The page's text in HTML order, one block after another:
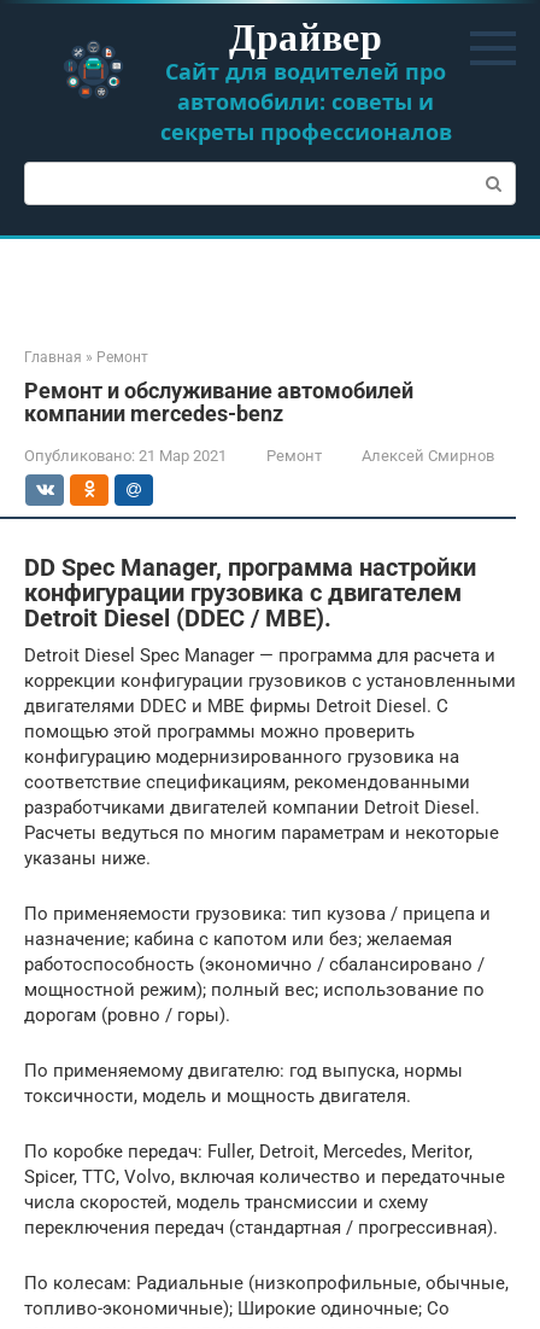
Перейти
контенту
Драйвер
Сайт для водителей про
автомобили: советы и
секреты профессионалов
Поиск:
Главная » Ремонт
Ремонт и обслуживание автомобилей
компании mercedes-benz
Опубликовано: 21 Мар 2021 Ремонт Алексей Смирнов
DD Spec Manager, программа настройки
конфигурации грузовика с двигателем
Detroit Diesel (DDEC / MBE).
Detroit Diesel Spec Manager — программа для расчета и
коррекции конфигурации грузовиков с установленными
двигателями DDEC и MBE фирмы Detroit Diesel. С
помощью этой программы можно проверить
конфигурацию модернизированного грузовика на
соответствие спецификациям, рекомендованными
разработчиками двигателей компании Detroit Diesel.
Расчеты ведуться по многим параметрам и некоторые
указаны ниже.
По применяемости грузовика: тип кузова / прицепа и
назначение; кабина с капотом или без; желаемая
работоспособность (экономично / сбалансировано /
мощностной режим); полный вес; использование по
дорогам (ровно / горы).
По применяемому двигателю: год выпуска, нормы
токсичности, модель и мощность двигателя.
По коробке передач: Fuller, Detroit, Mercedes, Meritor,
Spicer, TTC, Volvo, включая количество и передаточные
числа скоростей, модель трансмиссии и схему
переключения передач (стандартная / прогрессивная).
По колесам: Радиальные (низкопрофильные, обычные,
топливо-экономичные); Широкие одиночные; Со